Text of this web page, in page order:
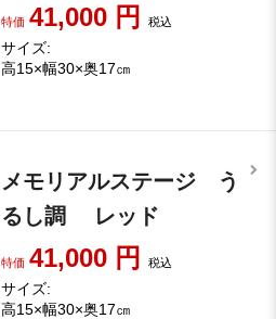
特価 41,000 円税込
サイズ:
高15×幅30×奥17㎝
メモリアルステージ う
るし調 レッド
特価 41,000 円税込
サイズ:
高15×幅30×奥17㎝